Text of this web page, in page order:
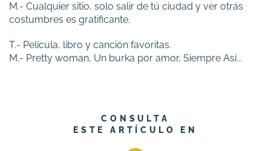
M.- Cualquier sitio, solo salir de tú ciudad y ver otras
costumbres es gratificante.
T.- Película, libro y canción favoritas.
M.- Pretty woman, Un burka por amor, Siempre Así...
CONSULTA
ESTE ARTÍCULO EN